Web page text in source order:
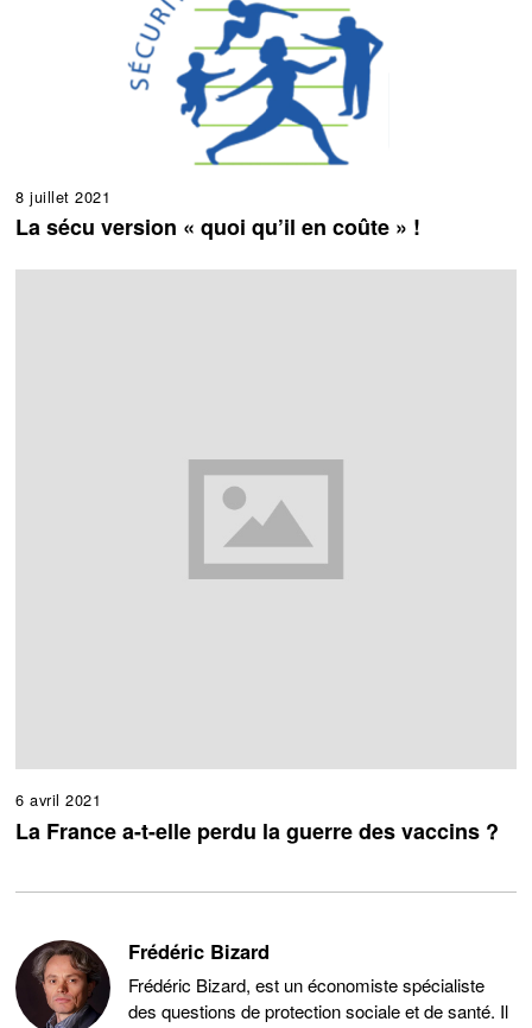
8 juillet 2021
La sécu version « quoi qu’il en coûte » !
6 avril 2021
La France a-t-elle perdu la guerre des vaccins ?
Frédéric Bizard
Frédéric Bizard, est un économiste spécialiste
des questions de protection sociale et de santé. Il